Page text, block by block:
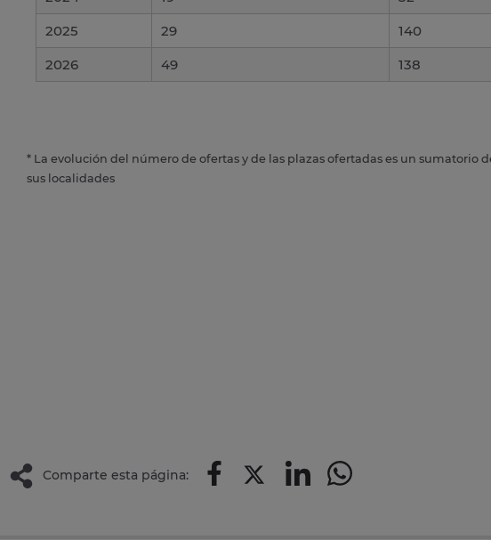
2025
29
140
2026
49 138
* La evolución del número de ofertas y de las plazas ofertadas es un sumatorio
sus localidades
Comparte esta página: